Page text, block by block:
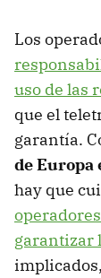
Los
uso de las
que el
garantía.
de Europa
hay que
garantizar